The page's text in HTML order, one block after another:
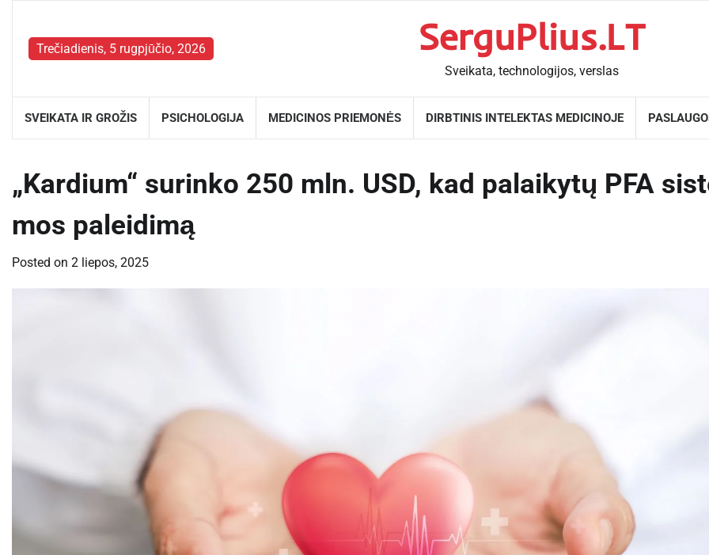
contentTrečiadienis, 5 rugpjūčio, 2026 SerguPlius.LT
Sveikata, technologijos, verslas
SVEIKATA IR GROŽIS PSICHOLOGIJA MEDICINOS PRIEMONĖS DIRBTINIS INTELEKTAS MEDICINOJE
„Kardium“ surinko 250 mln. USD, kad palaikytų PFA
mos paleidimą
Posted on 2 liepos, 2025